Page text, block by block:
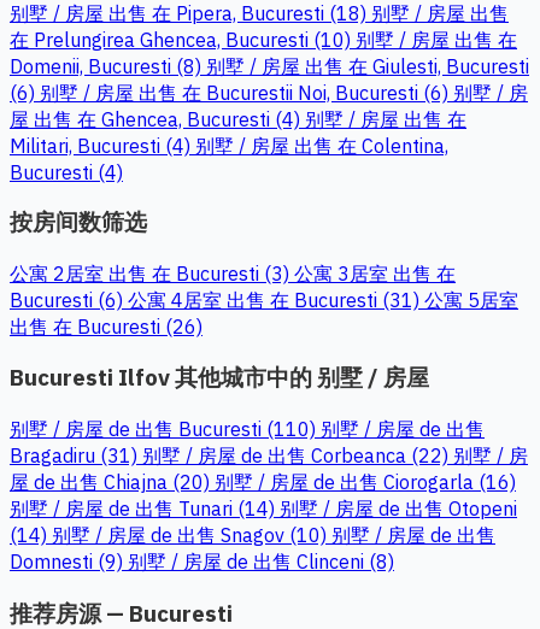
别墅 / 房屋 出售 在 Pipera, Bucuresti (18) 别墅 / 房屋 出售
在 Prelungirea Ghencea, Bucuresti (10) 别墅 / 房屋 出售 在
Domenii, Bucuresti (8) 别墅 / 房屋 出售 在 Giulesti, Bucuresti
(6) 别墅 / 房屋 出售 在 Bucurestii Noi, Bucuresti (6) 别墅 / 房
屋 出售 在 Ghencea, Bucuresti (4) 别墅 / 房屋 出售 在
Militari, Bucuresti (4) 别墅 / 房屋 出售 在 Colentina,
Bucuresti (4)
按房间数筛选
公寓 2居室 出售 在 Bucuresti (3) 公寓 3居室 出售 在
Bucuresti (6) 公寓 4居室 出售 在 Bucuresti (31) 公寓 5居室
出售 在 Bucuresti (26)
Bucuresti Ilfov 其他城市中的 别墅 / 房屋
别墅 / 房屋 de 出售 Bucuresti (110) 别墅 / 房屋 de 出售
Bragadiru (31) 别墅 / 房屋 de 出售 Corbeanca (22) 别墅 / 房
屋 de 出售 Chiajna (20) 别墅 / 房屋 de 出售 Ciorogarla (16)
别墅 / 房屋 de 出售 Tunari (14) 别墅 / 房屋 de 出售 Otopeni
(14) 别墅 / 房屋 de 出售 Snagov (10) 别墅 / 房屋 de 出售
Domnesti (9) 别墅 / 房屋 de 出售 Clinceni (8)
推荐房源 — Bucuresti